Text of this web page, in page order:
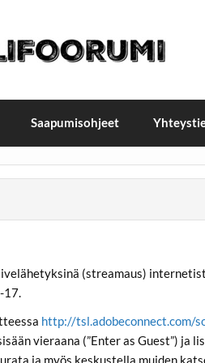
/ Suomen
Helsingissä
Saapumisohjeet
(streamaus)
17.
http://tsl.adobeconnect.com/
vieraana (”Enter as Guest”) ja
ja myös keskustella muiden